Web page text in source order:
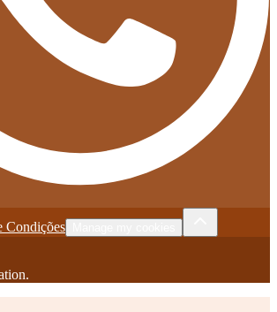
Condições
.